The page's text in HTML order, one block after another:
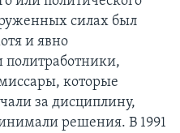
силах был
и явно
политработники,
которые
за дисциплину,
решения. В 1991